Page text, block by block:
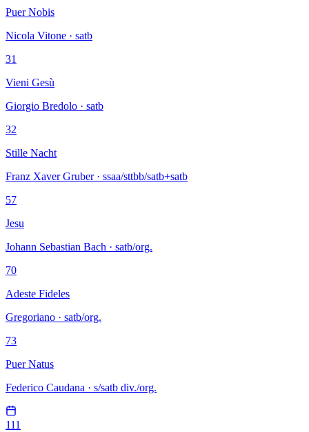
Puer Nobis
Nicola Vitone · satb
31
Vieni Gesù
Giorgio Bredolo · satb
32
Stille Nacht
Franz Xaver Gruber · ssaa/sttbb/satb+satb
57
Jesu
Johann Sebastian Bach · satb/org.
70
Adeste Fideles
Gregoriano · satb/org.
73
Puer Natus
Federico Caudana · s/satb div./org.
111